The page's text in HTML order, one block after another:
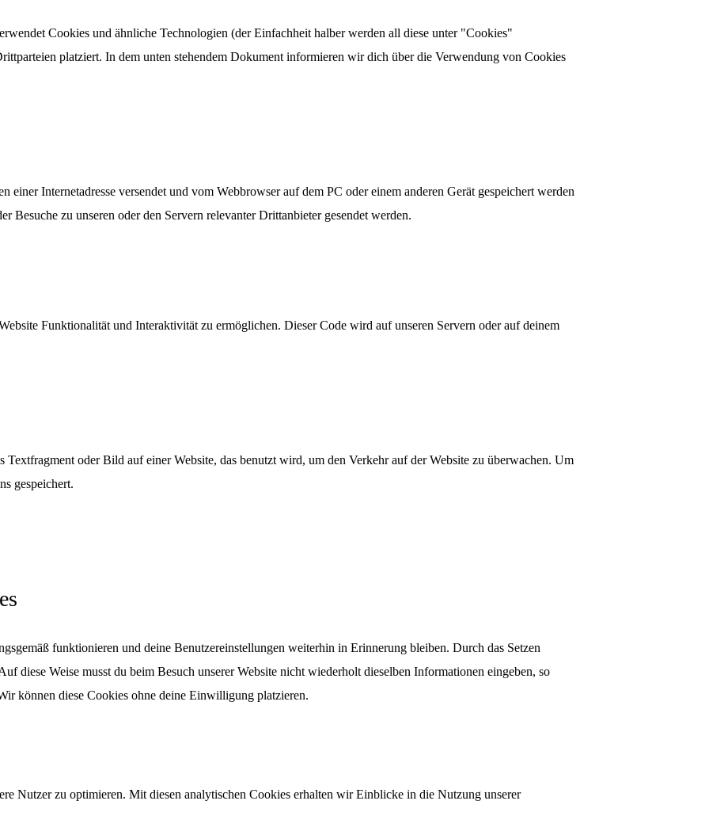
Cookies und ähnliche Technologien (der Einfachheit halber werden all diese unter "Cookies"
platziert. In dem unten stehendem Dokument informieren wir dich über die Verwendung von Cookies
Internetadresse versendet und vom Webbrowser auf dem PC oder einem anderen Gerät gespeichert werden
zu unseren oder den Servern relevanter Drittanbieter gesendet werden.
Funktionalität und Interaktivität zu ermöglichen. Dieser Code wird auf unseren Servern oder auf deinem
oder Bild auf einer Website, das benutzt wird, um den Verkehr auf der Website zu überwachen. Um
gespeichert.
funktionieren und deine Benutzereinstellungen weiterhin in Erinnerung bleiben. Durch das Setzen
diese Weise musst du beim Besuch unserer Website nicht wiederholt dieselben Informationen eingeben, so
können diese Cookies ohne deine Einwilligung platzieren.
Nutzer zu optimieren. Mit diesen analytischen Cookies erhalten wir Einblicke in die Nutzung unserer